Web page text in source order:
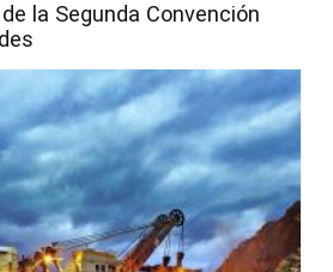
la Segunda Convención